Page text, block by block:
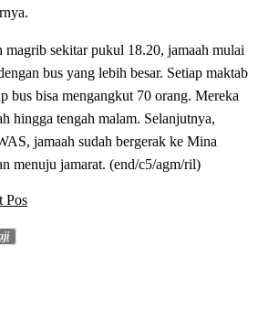
magrib sekitar pukul 18.20, jamaah mulai
bus yang lebih besar. Setiap maktab
bus bisa mengangkut 70 orang. Mereka
hingga tengah malam. Selanjutnya,
jamaah sudah bergerak ke Mina
menuju jamarat. (end/c5/agm/ril)
Pos